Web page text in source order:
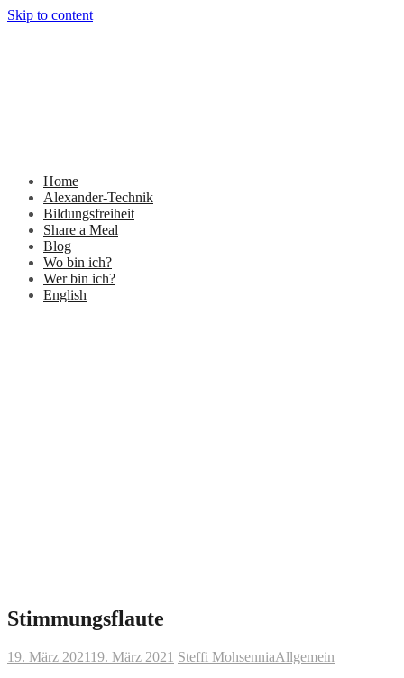
Skip to content
Home
Alexander-Technik
Bildungsfreiheit
Share a Meal
Blog
Wo bin ich?
Wer bin ich?
English
Stimmungsflaute
19. März 202119. März 2021 Steffi MohsenniaAllgemein